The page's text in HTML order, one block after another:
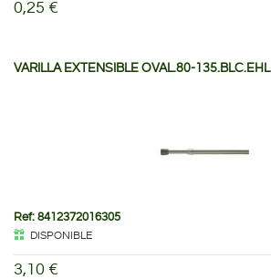
0,25 €
VARILLA EXTENSIBLE OVAL.80-135.BLC.EHL
Ref: 8412372016305
DISPONIBLE
3,10 €